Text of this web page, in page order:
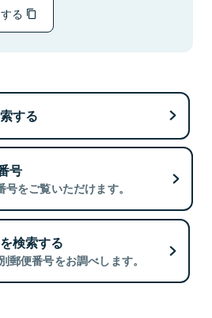
る
する
号
をご覧いただけます。
検索する
郵便番号をお調べします。